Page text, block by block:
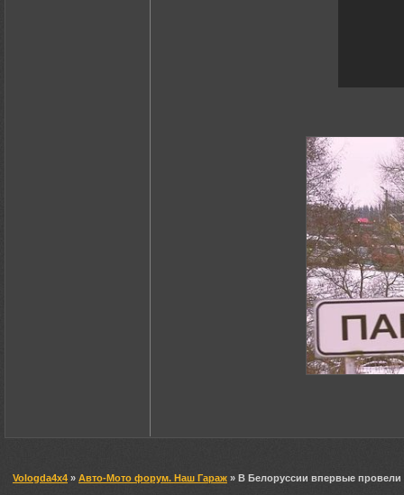
Vologda4x4 » Авто-Мото форум. Наш Гараж » В Белоруссии впервые